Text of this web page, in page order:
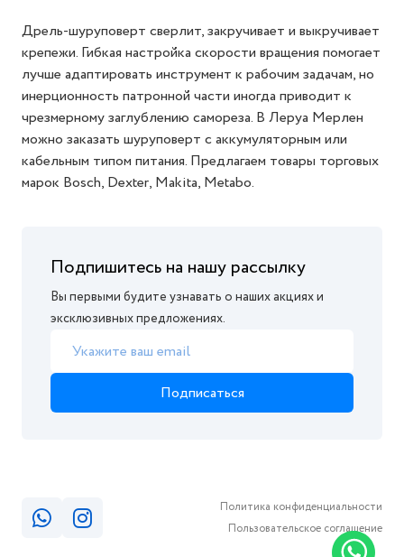
Дрель-шуруповерт сверлит, закручивает и выкручивает
крепежи. Гибкая настройка скорости вращения помогает
лучше адаптировать инструмент к рабочим задачам, но
инерционность патронной части иногда приводит к
чрезмерному заглублению самореза. В Леруа Мерлен
можно заказать шуруповерт с аккумуляторным или
кабельным типом питания. Предлагаем товары торговых
марок Bosch, Dexter, Makita, Metabo.
Подпишитесь на нашу рассылку
Вы первыми будите узнавать о наших акциях и
эксклюзивных предложениях.
Подписаться
Политика конфиденциальности
Пользовательское соглашение